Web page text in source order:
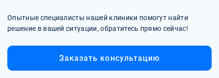
Опытные специалисты нашей клиники помогут найти
решение в вашей ситуации, обратитесь прямо сейчас!
Заказать консультацию